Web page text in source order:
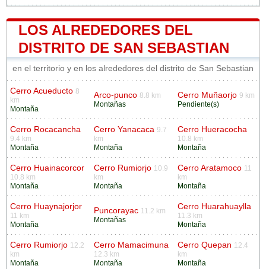
LOS ALREDEDORES DEL
DISTRITO DE SAN SEBASTIAN
en el territorio y en los alrededores del distrito de San Sebastian
Cerro Acueducto 8
km
Montaña
Arco-punco 8.8 km
Montañas
Cerro Muñaorjo 9 km
Pendiente(s)
Cerro Rocacancha
9.4 km
Montaña
Cerro Yanacaca 9.7
km
Montaña
Cerro Hueracocha
10.8 km
Montaña
Cerro Huainacorcor
10.8 km
Montaña
Cerro Rumiorjo 10.9
km
Montaña
Cerro Aratamoco 11
km
Montaña
Cerro Huaynajorjor
11 km
Montaña
Puncorayac 11.2 km
Montañas
Cerro Huarahuaylla
11.3 km
Montaña
Cerro Rumiorjo 12.2
km
Montaña
Cerro Mamacimuna
12.3 km
Montaña
Cerro Quepan 12.4
km
Montaña